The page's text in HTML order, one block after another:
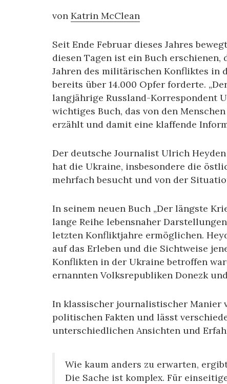
von Katrin McClean
Seit Ende Februar dieses Jahres
diesen Tagen ist ein Buch erschienen,
Jahren des militärischen Konfliktes in
bereits über 14.000 Opfer forderte.
langjährige Russland-Korrespondent
wichtiges Buch, das von den
erzählt und damit eine klaffende
Der deutsche Journalist Ulrich
hat die Ukraine, insbesondere die
mehrfach besucht und von der
In seinem neuen Buch „Der längste
lange Reihe lebensnaher
letzten Konfliktjahre ermöglichen.
auf das Erleben und die Sichtweise
Konflikten in der Ukraine betroffen
ernannten Volksrepubliken Donezk
In klassischer journalistischer Manier
politischen Fakten und lässt
unterschiedlichen Ansichten und
Wie kaum anders zu erwarten,
Die Sache ist komplex. Für